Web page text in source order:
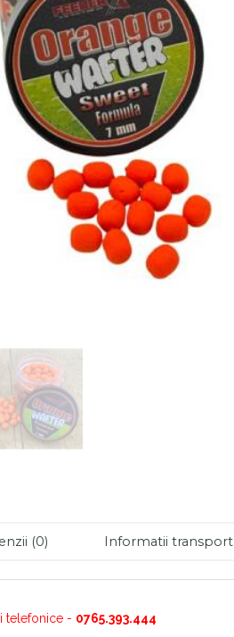
(0) Informatii transport
telefonice - 0765.393.444